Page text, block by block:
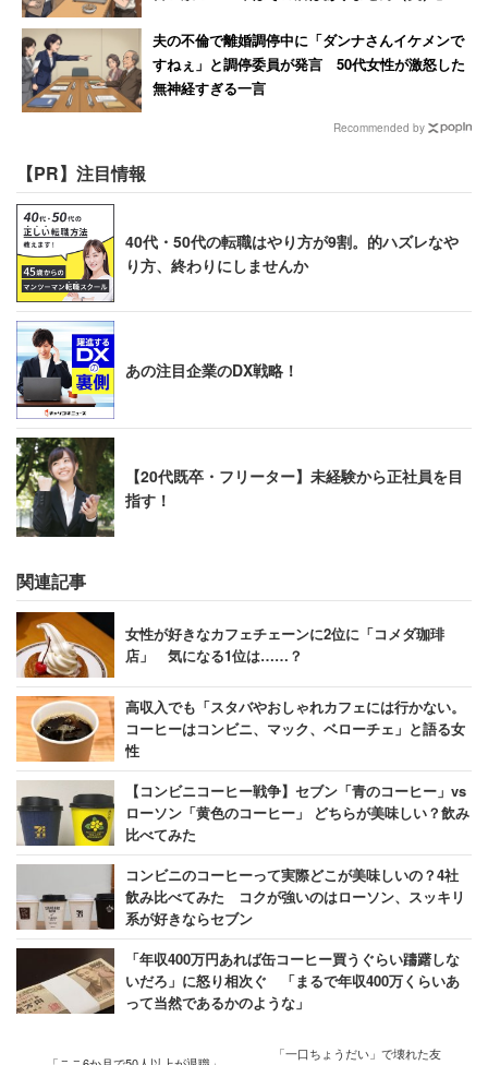
夫の不倫で離婚調停中に「ダンナさんイケメンで
すねぇ」と調停委員が発言 50代女性が激怒した
無神経すぎる一言
Recommended by
【PR】注目情報
40代・50代の転職はやり方が9割。的ハズレなや
り方、終わりにしませんか
あの注目企業のDX戦略！
【20代既卒・フリーター】未経験から正社員を目
指す！
関連記事
女性が好きなカフェチェーンに2位に「コメダ珈琲
店」 気になる1位は……？
高収入でも「スタバやおしゃれカフェには行かない。
コーヒーはコンビニ、マック、ベローチェ」と語る女
性
【コンビニコーヒー戦争】セブン「青のコーヒー」vs
ローソン「黄色のコーヒー」 どちらが美味しい？飲み
比べてみた
コンビニのコーヒーって実際どこが美味しいの？4社
飲み比べてみた コクが強いのはローソン、スッキリ
系が好きならセブン
「年収400万円あれば缶コーヒー買うぐらい躊躇しな
いだろ」に怒り相次ぐ 「まるで年収400万くらいあ
って当然であるかのような」
「一口ちょうだい」で壊れた友